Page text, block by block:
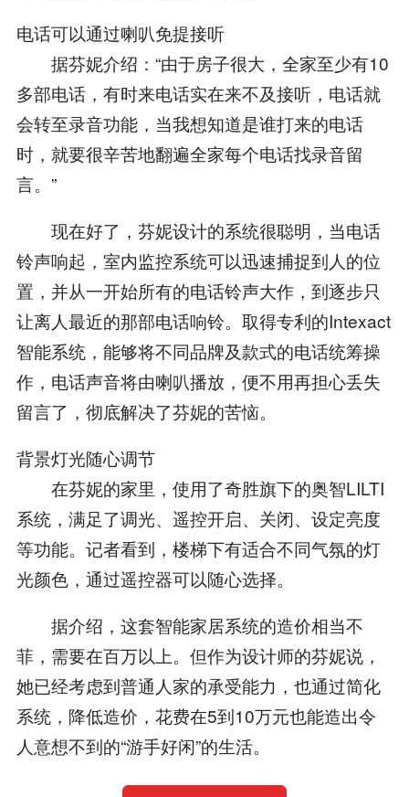
电话可以通过喇叭免提接听
据芬妮介绍：“由于房子很大，全家至少有10
多部电话，有时来电话实在来不及接听，电话就
会转至录音功能，当我想知道是谁打来的电话
时，就要很辛苦地翻遍全家每个电话找录音留
言。”
现在好了，芬妮设计的系统很聪明，当电话
铃声响起，室内监控系统可以迅速捕捉到人的位
置，并从一开始所有的电话铃声大作，到逐步只
让离人最近的那部电话响铃。取得专利的Intexact
智能系统，能够将不同品牌及款式的电话统筹操
作，电话声音将由喇叭播放，便不用再担心丢失
留言了，彻底解决了芬妮的苦恼。
背景灯光随心调节
在芬妮的家里，使用了奇胜旗下的奥智LILTI
系统，满足了调光、遥控开启、关闭、设定亮度
等功能。记者看到，楼梯下有适合不同气氛的灯
光颜色，通过遥控器可以随心选择。
据介绍，这套智能家居系统的造价相当不
菲，需要在百万以上。但作为设计师的芬妮说，
她已经考虑到普通人家的承受能力，也通过简化
系统，降低造价，花费在5到10万元也能造出令
人意想不到的“游手好闲”的生活。